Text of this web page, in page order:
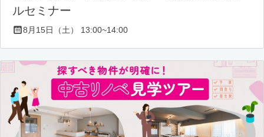
ルセミナー
8月15日（土） 13:00~14:00